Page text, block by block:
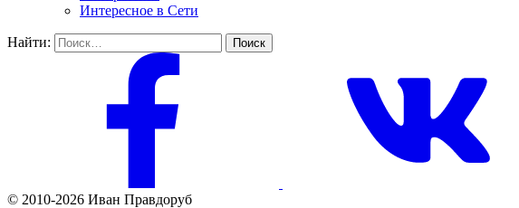
Интересное в Сети
Найти:
© 2010-2026 Иван Правдоруб